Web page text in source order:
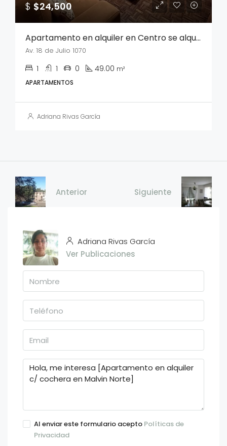
$ $24,500
Apartamento en alquiler en Centro se alquila sin muebles
Av. 18 de Julio 1070
1 1 0 49.00 m²
APARTAMENTOS
Adriana Rivas García
Anterior Siguiente
Adriana Rivas García
Ver Publicaciones
Al enviar este formulario acepto Políticas de
Privacidad